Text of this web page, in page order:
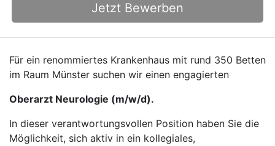
Jetzt Bewerben
Für ein renommiertes Krankenhaus mit rund 350 Betten
im Raum Münster suchen wir einen engagierten
Oberarzt Neurologie (m/w/d).
In dieser verantwortungsvollen Position haben Sie die
Möglichkeit, sich aktiv in ein kollegiales,